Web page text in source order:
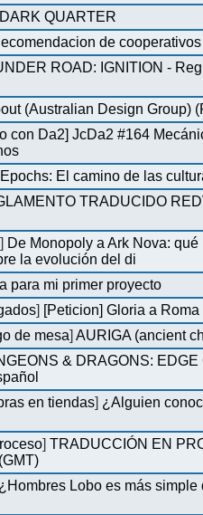
DARK QUARTER
de
ROAD: IGNITION -
(Australian Design Group)
con Da2] JcDa2 #164
Epochs: El camino de las
TRADUCIDO
] De Monopoly a Ark Nova:
la evolución del di
para mi primer proyecto
] [Peticion] Gloria a Roma
de mesa]AURIGA (ancient
& DRAGONS:
en tiendas] ¿Alguien
]TRADUCCIÓN EN
¿Hombres Lobo es más simple